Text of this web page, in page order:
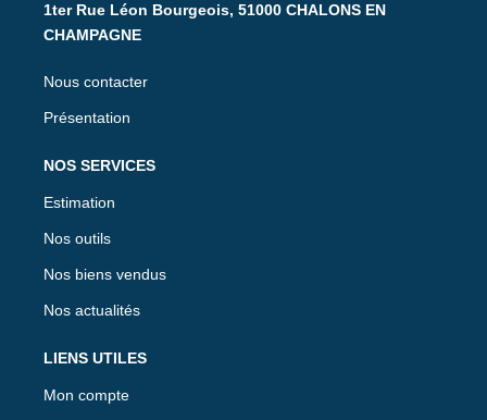
1ter Rue Léon Bourgeois, 51000 CHALONS EN
CHAMPAGNE
Nous contacter
Présentation
NOS SERVICES
Estimation
Nos outils
Nos biens vendus
Nos actualités
LIENS UTILES
Mon compte